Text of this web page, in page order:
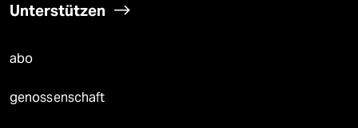
Unterstützen
abo
genossenschaft